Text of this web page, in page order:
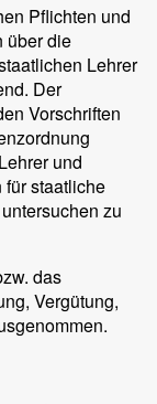
Pflichten und
über die
Lehrer
Der
Vorschriften
und
für staatliche
zu
das
Vergütung,